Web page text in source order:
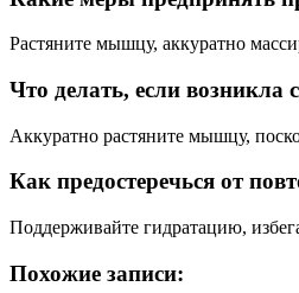
Растяните мышцу, аккуратно
Что делать, если возникла
Аккуратно растяните мышцу,
Как предостеречься от
Поддерживайте гидратацию,
Похожие записи: